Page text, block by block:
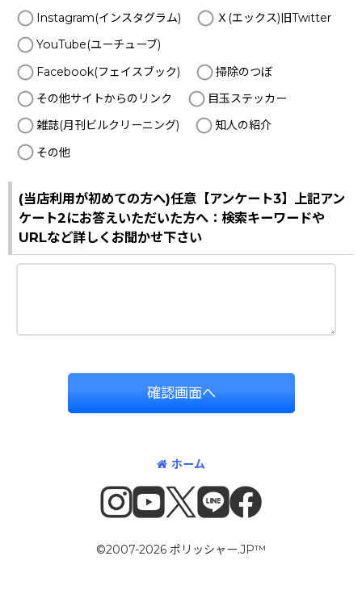
Instagram(インスタグラム)
Ｘ(エックス)旧Twitter
YouTube(ユーチューブ)
Facebook(フェイスブック)
掃除のつぼ
その他サイトからのリンク
目玉ステッカー
雑誌(月刊ビルクリーニング)
知人の紹介
その他
(当店利用が初めての方へ)任意【アンケート3】上記アン
ケート2にお答えいただいた方へ：検索キーワードや
URLなど詳しくお聞かせ下さい
確認画面へ
ホーム
©2007-2026 ポリッシャー.JP™